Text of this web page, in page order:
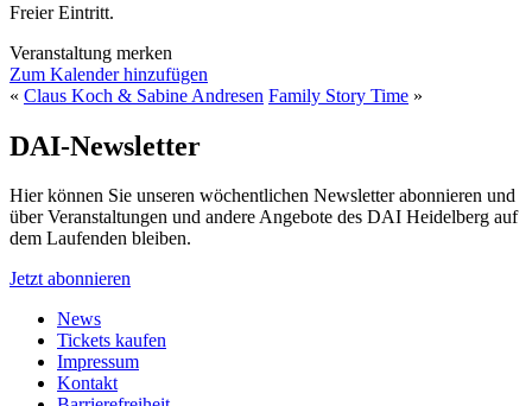
Freier Eintritt.
Veranstaltung merken
Zum Kalender hinzufügen
« Claus Koch & Sabine Andresen Family Story Time »
DAI-Newsletter
Hier können Sie unseren wöchentlichen Newsletter abonnieren und
über Veranstaltungen und andere Angebote des DAI Heidelberg auf
dem Laufenden bleiben.
Jetzt abonnieren
News
Tickets kaufen
Impressum
Kontakt